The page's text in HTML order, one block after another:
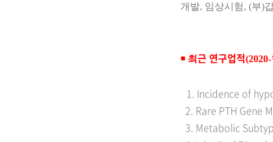
개발, 임상시험, (부)
￭ 최근 연구업적(2020-
1. Incidence of
2. Rare PTH Gene
3. Metabolic